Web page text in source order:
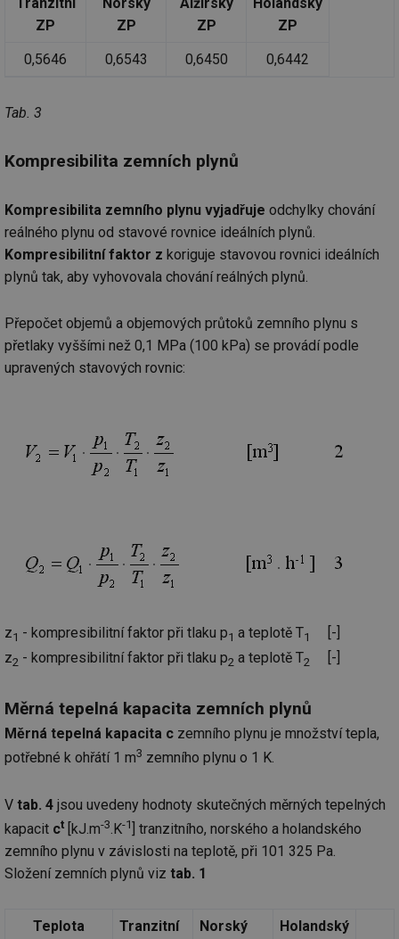
ZP
ZP
ZP
ZP
0,5646
0,6543 0,6450 0,6442
Tab. 3
Kompresibilita zemních plynů
Kompresibilita zemního plynu vyjadřuje odchylky chování
reálného plynu od stavové rovnice ideálních plynů.
Kompresibilitní faktor z koriguje stavovou rovnici ideálních
plynů tak, aby vyhovovala chování reálných plynů.
Přepočet objemů a objemových průtoků zemního plynu s
přetlaky vyššími než 0,1 MPa (100 kPa) se provádí podle
upravených stavových rovnic:
z1 - kompresibilitní faktor při tlaku p1 a teplotě T1
[-]
z2 - kompresibilitní faktor při tlaku p2 a teplotě T2 [-]
Měrná tepelná kapacita zemních plynů
Měrná tepelná kapacita c zemního plynu je množství tepla,
potřebné k ohřátí 1 m3 zemního plynu o 1 K.
V tab. 4 jsou uvedeny hodnoty skutečných měrných tepelných
kapacit ct [kJ.m-3.K-1
] tranzitního, norského a holandského
zemního plynu v závislosti na teplotě, při 101 325 Pa.
Složení zemních plynů viz tab. 1
Teplota
Tranzitní
Norský
Holandský